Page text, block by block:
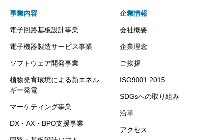
事業内容
電子回路基板設計事業
電子機器製造サービス事業
ソフトウェア開発事業
植物発育環境による新エネル
ギー発電
マーケティング事業
DX・AX・BPO支援事業
企業情報
会社概要
企業理念
ご挨拶
ISO9001:2015
SDGsへの取り組み
沿革
アクセス